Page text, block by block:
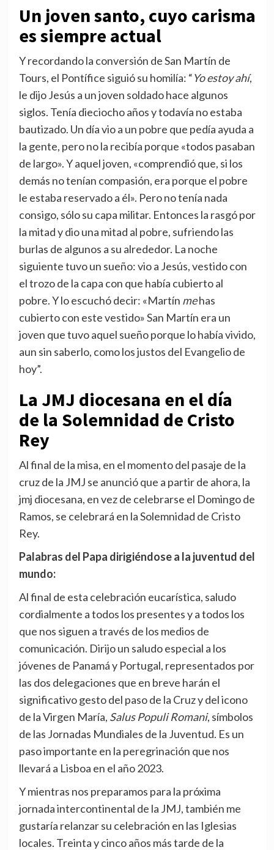
Un joven santo, cuyo carisma
es siempre actual
Y recordando la conversión de San Martín de
Tours, el Pontífice siguió su homilía: “Yo estoy ahí,
le dijo Jesús a un joven soldado hace algunos
siglos. Tenía dieciocho años y todavía no estaba
bautizado. Un día vio a un pobre que pedía ayuda a
la gente, pero no la recibía porque «todos pasaban
de largo». Y aquel joven, «comprendió que, si los
demás no tenían compasión, era porque el pobre
le estaba reservado a él». Pero no tenía nada
consigo, sólo su capa militar. Entonces la rasgó por
la mitad y dio una mitad al pobre, sufriendo las
burlas de algunos a su alrededor. La noche
siguiente tuvo un sueño: vio a Jesús, vestido con
el trozo de la capa con que había cubierto al
pobre. Y lo escuchó decir: «Martín mehas
cubierto con este vestido» San Martín era un
joven que tuvo aquel sueño porque lo había vivido,
aun sin saberlo, como los justos del Evangelio de
hoy”.
La JMJ diocesana en el día
de la Solemnidad de Cristo
Rey
Al final de la misa, en el momento del pasaje de la
cruz de la JMJ se anunció que a partir de ahora, la
jmj diocesana, en vez de celebrarse el Domingo de
Ramos, se celebrará en la Solemnidad de Cristo
Rey.
Palabras del Papa dirigiéndose a la juventud del
mundo:
Al final de esta celebración eucarística, saludo
cordialmente a todos los presentes y a todos los
que nos siguen a través de los medios de
comunicación. Dirijo un saludo especial a los
jóvenes de Panamá y Portugal, representados por
las dos delegaciones que en breve harán el
significativo gesto del paso de la Cruz y del icono
de la Virgen María, Salus Populi Romani, símbolos
de las Jornadas Mundiales de la Juventud. Es un
paso importante en la peregrinación que nos
llevará a Lisboa en el año 2023.
Y mientras nos preparamos para la próxima
jornada intercontinental de la JMJ, también me
gustaría relanzar su celebración en las Iglesias
locales. Treinta y cinco años más tarde de la